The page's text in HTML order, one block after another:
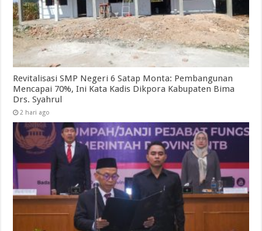
Revitalisasi SMP Negeri 6 Satap Monta: Pembangunan
Mencapai 70%, Ini Kata Kadis Dikpora Kabupaten Bima
Drs. Syahrul
2 hari ago